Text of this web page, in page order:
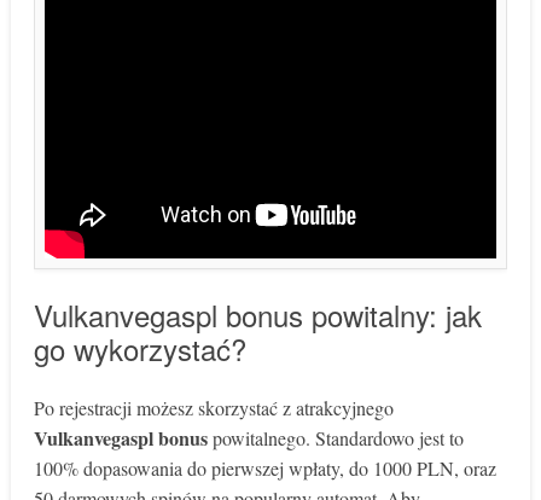
Vulkanvegaspl bonus powitalny: jak
go wykorzystać?
Po rejestracji możesz skorzystać z atrakcyjnego
Vulkanvegaspl bonuspowitalnego. Standardowo jest to
100% dopasowania do pierwszej wpłaty, do 1000 PLN, oraz